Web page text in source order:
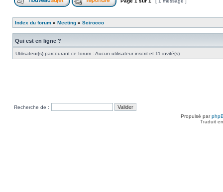
Index du forum » Meeting » Scirocco
Qui est en ligne ?
Utilisateur(s) parcourant ce forum : Aucun utilisateur inscrit et 11 invité(s)
Recherche de :
Propulsé par
Traduit